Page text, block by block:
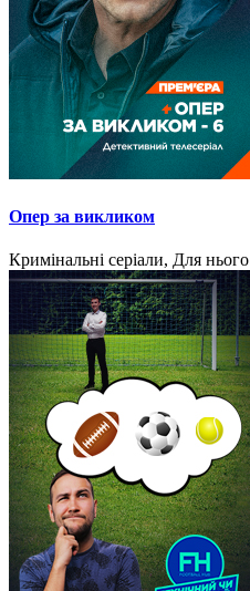
Опер за викликом
Кримінальні серіали, Для нього